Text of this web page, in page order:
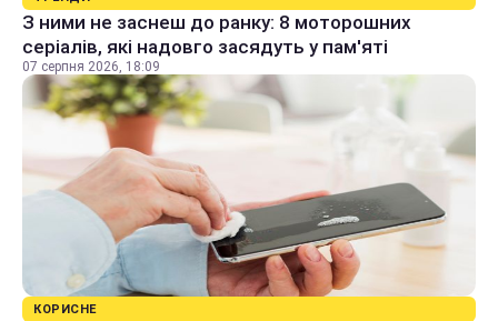
З ними не заснеш до ранку: 8 моторошних
серіалів, які надовго засядуть у пам'яті
07 серпня 2026, 18:09
КОРИСНЕ